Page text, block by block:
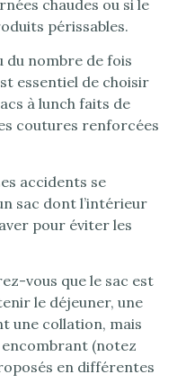
chaudes ou si le
périssables.
du nombre de fois
essentiel de choisir
à lunch faits de
coutures renforcées
accidents se
sac dont l’intérieur
pour éviter les
vous que le sac est
le déjeuner, une
une collation, mais
encombrant (notez
en différentes